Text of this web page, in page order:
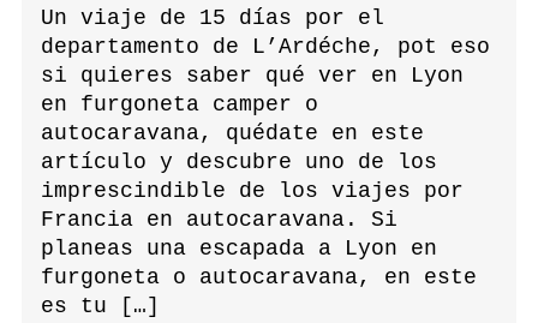
Un viaje de 15 días por el
departamento de L’Ardéche, pot eso
si quieres saber qué ver en Lyon
en furgoneta camper o
autocaravana, quédate en este
artículo y descubre uno de los
imprescindible de los viajes por
Francia en autocaravana. Si
planeas una escapada a Lyon en
furgoneta o autocaravana, en este
es tu […]